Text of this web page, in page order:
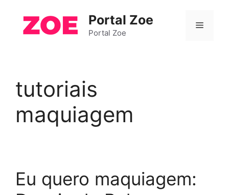
Portal Zoe
Portal Zoe
Menu
tutoriais
maquiagem
Eu quero maquiagem: